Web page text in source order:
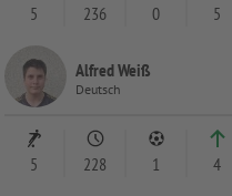
5 236 0 5
Alfred Weiß
Deutsch
5 228 1 4